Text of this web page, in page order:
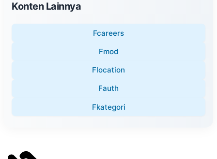
Konten Lainnya
Fcareers
Fmod
Flocation
Fauth
Fkategori